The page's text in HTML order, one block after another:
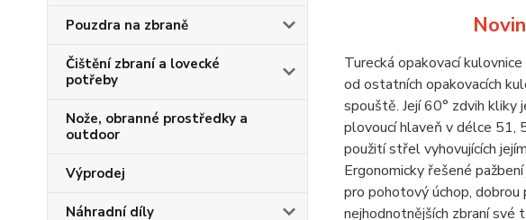
Pouzdra na zbraně
Čištění zbraní a lovecké
potřeby
Nože, obranné prostředky a
outdoor
Výprodej
Náhradní díly
Turecká opakovací
od ostatních opakovacích
spouště. Její 60° zdvih kliky
plovoucí hlaveň v délce
použití střel vyhovujících
Ergonomicky řešené
pro pohotový úchop,
nejhodnotnějších zbraní své